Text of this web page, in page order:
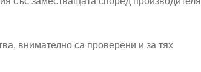
внимателно са проверени и за тях